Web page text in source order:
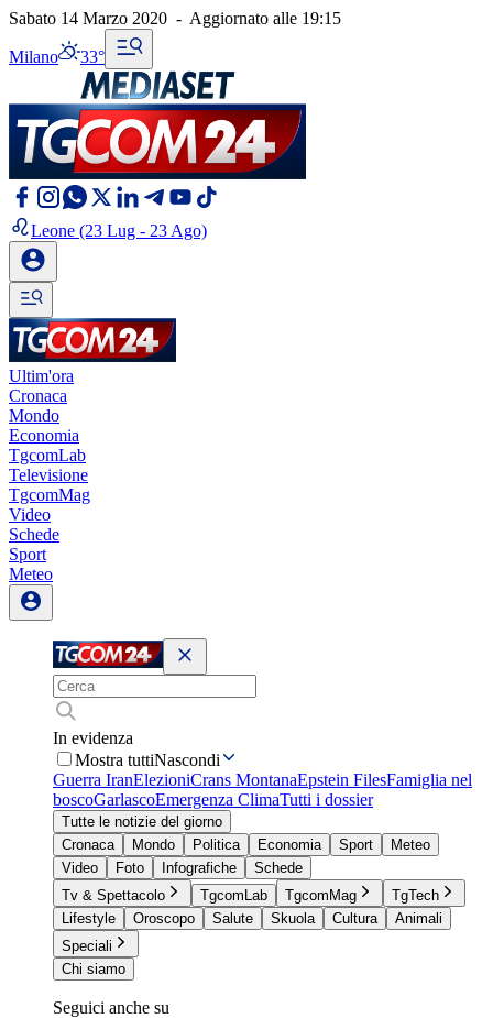
Sabato 14 Marzo 2020 - Aggiornato alle 19:15
Milano 33°
Leone (23 Lug - 23 Ago)
Ultim'ora
Cronaca
Mondo
Economia
TgcomLab
Televisione
TgcomMag
Video
Schede
Sport
Meteo
In evidenza
Mostra tuttiNascondi
Guerra IranElezioniCrans MontanaEpstein FilesFamiglia nel
boscoGarlascoEmergenza ClimaTutti i dossier
Tutte le notizie del giorno
Cronaca
Mondo Politica Economia Sport
Meteo
Video
Foto Infografiche
Schede
Tv & Spettacolo
TgcomLab TgcomMag
TgTech
Lifestyle
Oroscopo Salute Skuola Cultura
Animali
Speciali
Chi siamo
Seguici anche su